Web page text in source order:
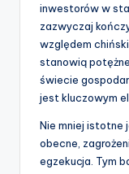
inwestorów w
zazwyczaj
względem
stanowią
świecie
jest kluczowym
Nie mniej istotne
obecne,
egzekucja. Tym